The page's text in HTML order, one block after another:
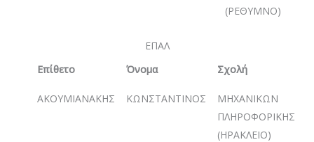
(ΡΕΘΥΜΝΟ)
ΕΠΑΛ
Επίθετο
Όνομα Σχολή
ΑΚΟΥΜΙΑΝΑΚΗΣ ΚΩΝΣΤΑΝΤΙΝΟΣ
ΜΗΧΑΝΙΚΩΝ
ΠΛΗΡΟΦΟΡΙΚΗΣ
(ΗΡΑΚΛΕΙΟ)